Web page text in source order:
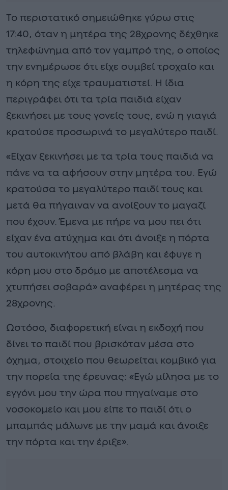
Το περιστατικό σημειώθηκε γύρω στις
17:40, όταν η μητέρα της 28χρονης δέχθηκε
τηλεφώνημα από τον γαμπρό της, ο οποίος
την ενημέρωσε ότι είχε συμβεί τροχαίο και
η κόρη της είχε τραυματιστεί. Η ίδια
περιγράφει ότι τα τρία παιδιά είχαν
ξεκινήσει με τους γονείς τους, ενώ η γιαγιά
κρατούσε προσωρινά το μεγαλύτερο παιδί.
«Είχαν ξεκινήσει με τα τρία τους παιδιά να
πάνε να τα αφήσουν στην μητέρα του. Εγώ
κρατούσα το μεγαλύτερο παιδί τους και
μετά θα πήγαιναν να ανοίξουν το μαγαζί
που έχουν. Έμενα με πήρε να μου πει ότι
είχαν ένα ατύχημα και ότι άνοιξε η πόρτα
του αυτοκινήτου από βλάβη και έφυγε η
κόρη μου στο δρόμο με αποτέλεσμα να
χτυπήσει σοβαρά» αναφέρει η μητέρας της
28χρονης.
Ωστόσο, διαφορετική είναι η εκδοχή που
δίνει το παιδί που βρισκόταν μέσα στο
όχημα, στοιχείο που θεωρείται κομβικό για
την πορεία της έρευνας: «Εγώ μίλησα με το
εγγόνι μου την ώρα που πηγαίναμε στο
νοσοκομείο και μου είπε το παιδί ότι ο
μπαμπάς μάλωνε με την μαμά και άνοιξε
την πόρτα και την έριξε».